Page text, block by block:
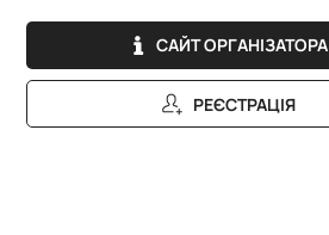
САЙТ ОРГАНІЗАТОРА
РЕЄСТРАЦІЯ